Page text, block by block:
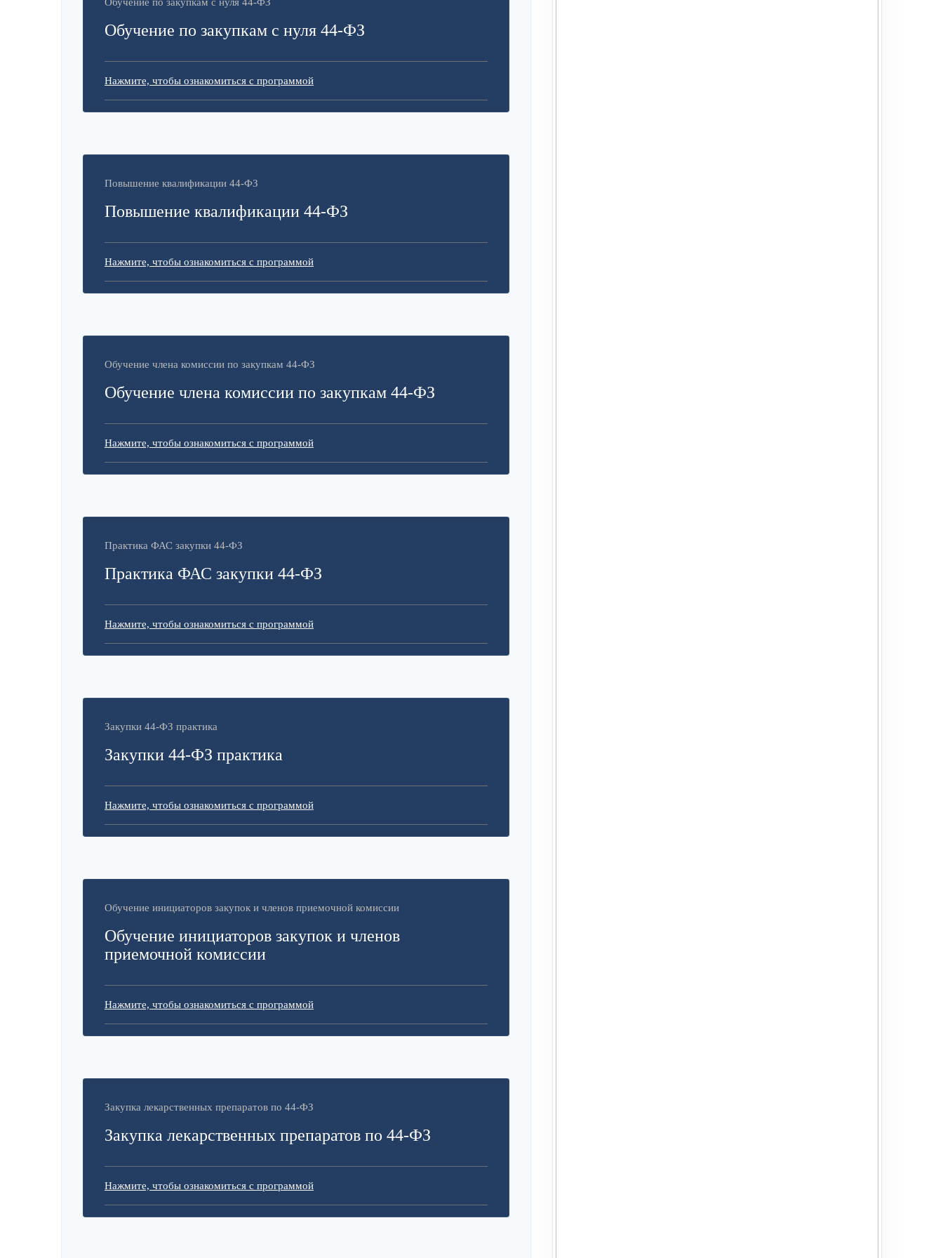
Обучение по закупкам с нуля 44-ФЗ
Нажмите, чтобы ознакомиться с программой
Повышение квалификации 44-ФЗ
Повышение квалификации 44-ФЗ
Нажмите, чтобы ознакомиться с программой
Обучение члена комиссии по закупкам 44-ФЗ
Обучение члена комиссии по закупкам 44-ФЗ
Нажмите, чтобы ознакомиться с программой
Практика ФАС закупки 44-ФЗ
Практика ФАС закупки 44-ФЗ
Нажмите, чтобы ознакомиться с программой
Закупки 44-ФЗ практика
Закупки 44-ФЗ практика
Нажмите, чтобы ознакомиться с программой
Обучение инициаторов закупок и членов приемочной комиссии
Обучение инициаторов закупок и членов
приемочной комиссии
Нажмите, чтобы ознакомиться с программой
Закупка лекарственных препаратов по 44-ФЗ
Закупка лекарственных препаратов по 44-ФЗ
Нажмите, чтобы ознакомиться с программой